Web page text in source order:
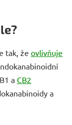
tak, že ovlivňuje
a CB2
a